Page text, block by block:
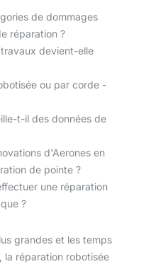
de dommages
réparation ?
devient-elle
ou par corde -
t-il des données de
d'Aerones en
de pointe ?
une réparation
?
grandes et les temps
réparation robotisée